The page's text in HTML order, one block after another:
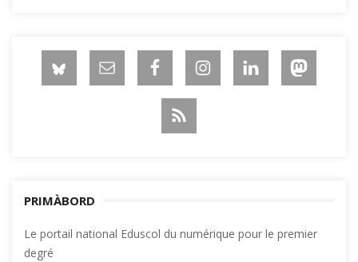
PRIMÀBORD
Le portail national Eduscol du numérique pour le premier
degré